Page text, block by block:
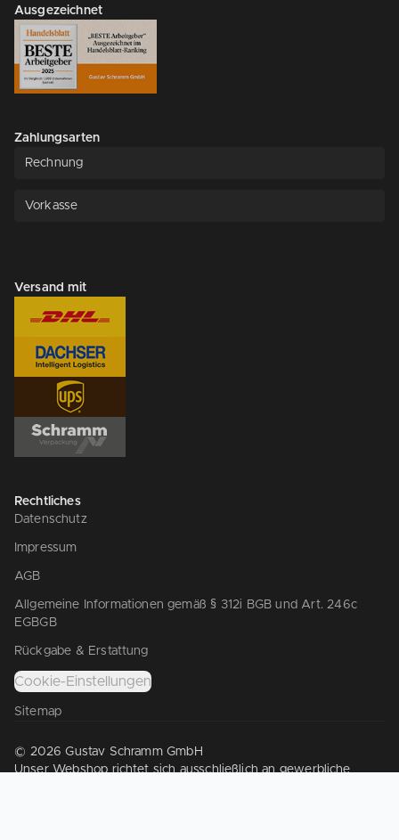
Ausgezeichnet
Zahlungsarten
Rechnung
Vorkasse
Versand mit
Rechtliches
Datenschutz
Impressum
AGB
Allgemeine Informationen gemäß § 312i BGB und Art. 246c
EGBGB
Rückgabe & Erstattung
Cookie-Einstellungen
Sitemap
© 2026 Gustav Schramm GmbH
Unser Webshop richtet sich ausschließlich an gewerbliche